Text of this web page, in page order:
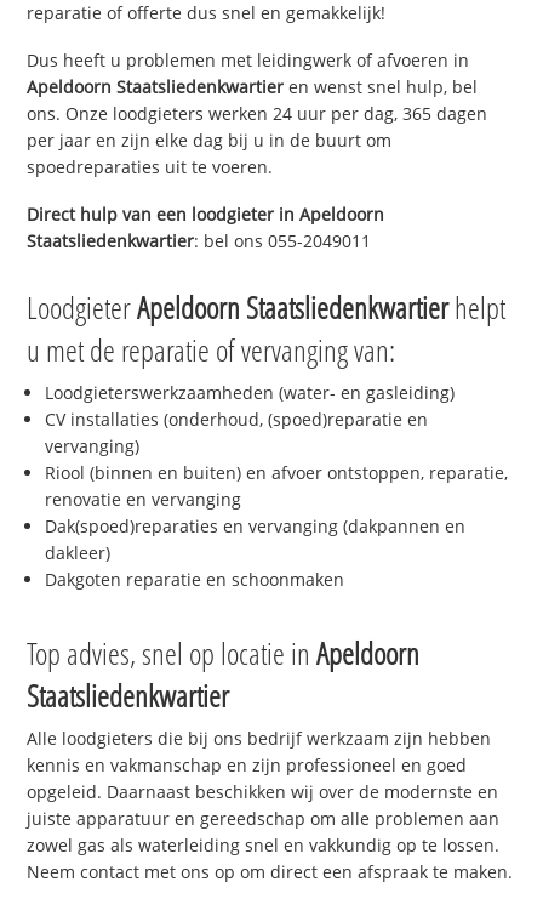
reparatie of offerte dus snel en gemakkelijk!
Dus heeft u problemen met leidingwerk of afvoeren in
Apeldoorn Staatsliedenkwartier en wenst snel hulp, bel
ons. Onze loodgieters werken 24 uur per dag, 365 dagen
per jaar en zijn elke dag bij u in de buurt om
spoedreparaties uit te voeren.
Direct hulp van een loodgieter inApeldoorn
Staatsliedenkwartier: bel ons 055-2049011
LoodgieterApeldoorn Staatsliedenkwartierhelpt
u met de reparatie of vervanging van:
Loodgieterswerkzaamheden (water- en gasleiding)
CV installaties (onderhoud, (spoed)reparatie en
vervanging)
Riool (binnen en buiten) en afvoer ontstoppen, reparatie,
renovatie en vervanging
Dak(spoed)reparaties en vervanging (dakpannen en
dakleer)
Dakgoten reparatie en schoonmaken
Top advies, snel op locatie inApeldoorn
Staatsliedenkwartier
Alle loodgieters die bij ons bedrijf werkzaam zijn hebben
kennis en vakmanschap en zijn professioneel en goed
opgeleid. Daarnaast beschikken wij over de modernste en
juiste apparatuur en gereedschap om alle problemen aan
zowel gas als waterleiding snel en vakkundig op te lossen.
Neem contact met ons op om direct een afspraak te maken.